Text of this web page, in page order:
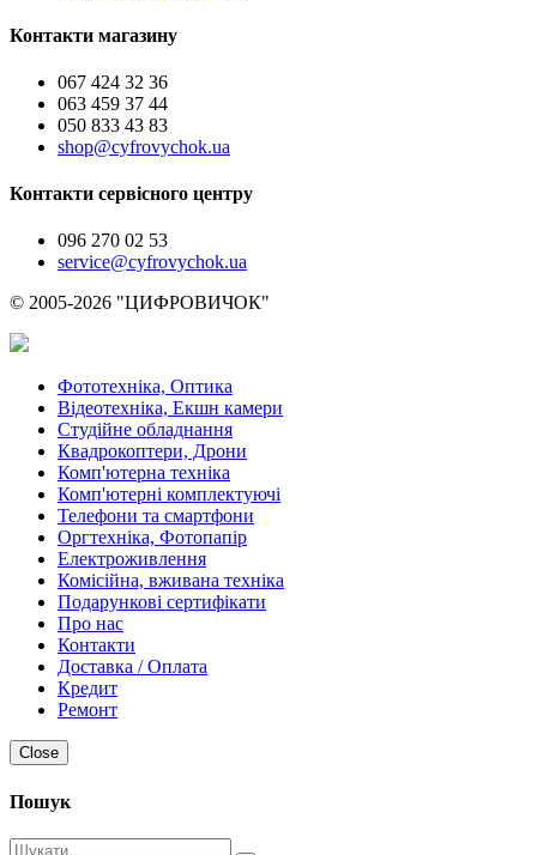
Контакти магазину
067 424 32 36
063 459 37 44
050 833 43 83
shop@cyfrovychok.ua
Контакти сервісного центру
096 270 02 53
service@cyfrovychok.ua
© 2005-2026 "ЦИФРОВИЧОК"
Фототехніка, Оптика
Відеотехніка, Екшн камери
Студійне обладнання
Квадрокоптери, Дрони
Комп'ютерна техніка
Комп'ютерні комплектуючі
Телефони та смартфони
Оргтехніка, Фотопапір
Електроживлення
Комісійна, вживана техніка
Подарункові сертифікати
Про нас
Контакти
Доставка / Оплата
Кредит
Ремонт
Close
Пошук